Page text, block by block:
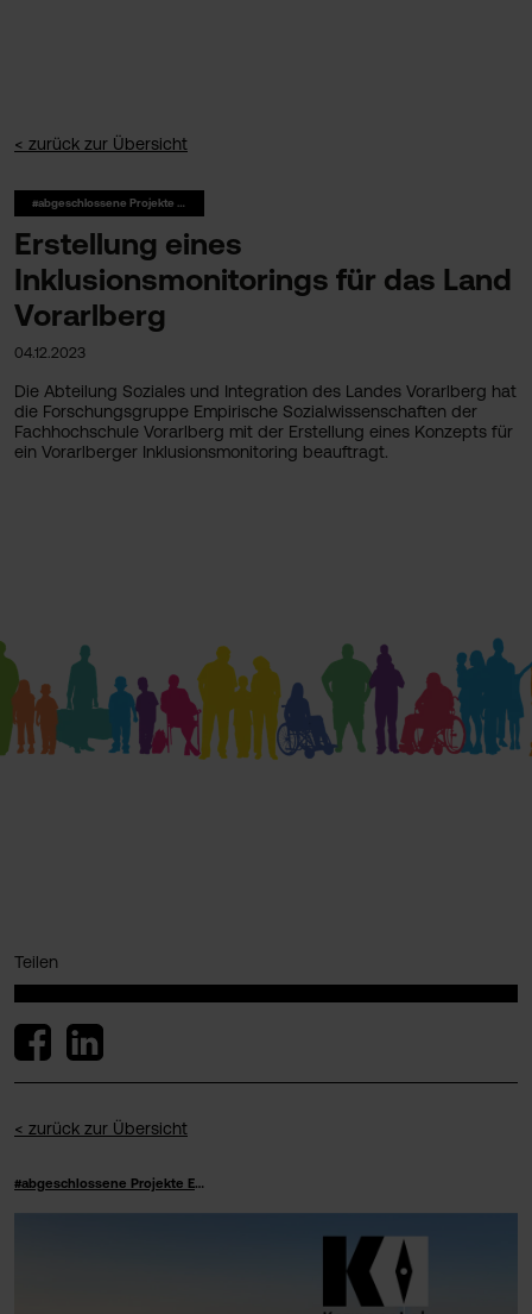
< zurück zur Übersicht
#abgeschlossene Projekte Emp. Soz.
Erstellung eines
Inklusionsmonitorings für das Land
Vorarlberg
04.12.2023
Die Abteilung Soziales und Integration des Landes Vorarlberg hat
die Forschungsgruppe Empirische Sozialwissenschaften der
Fachhochschule Vorarlberg mit der Erstellung eines Konzepts für
ein Vorarlberger Inklusionsmonitoring beauftragt.
Teilen
< zurück zur Übersicht
#abgeschlossene Projekte Emp. Soz.